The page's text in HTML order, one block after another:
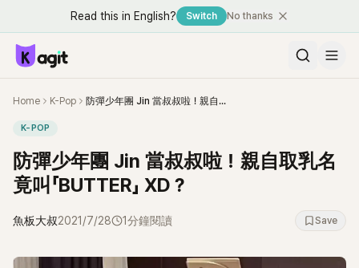
Read this in English? Switch No thanks
Home K-Pop 防彈少年團 Jin 當叔叔啦！親自取乳名竟叫「BUTTER」 XD？
K-POP
防彈少年團 Jin 當叔叔啦！親自取乳名
竟叫「BUTTER」 XD？
魚板大叔2021/7/28 1分鐘閱讀 Save